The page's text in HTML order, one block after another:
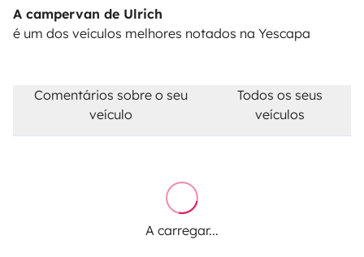
A campervan de Ulrich
é um dos veículos melhores notados na Yescapa
Comentários sobre o seu
veículo
Todos os seus
veículos
A carregar...